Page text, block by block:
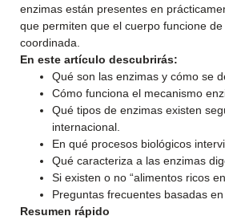
enzimas están presentes en
que permiten que el cuerpo funcione
coordinada.
En este artículo descubrirás:
Qué son las enzimas y cómo se
Cómo funciona el mecanismo
Qué tipos de enzimas existen
internacional.
En qué procesos biológicos
Qué caracteriza a las enzimas
Si existen o no “alimentos ricos
Preguntas frecuentes basadas
Resumen rápido